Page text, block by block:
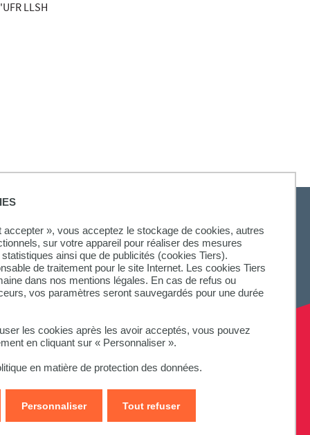
accepter », vous acceptez le stockage de cookies, autres
sur votre appareil pour réaliser des mesures
ainsi que de publicités (cookies Tiers).
de traitement pour le site Internet. Les cookies Tiers
dans nos mentions légales. En cas de refus ou
vos paramètres seront sauvegardés pour une durée
les cookies après les avoir acceptés, vous pouvez
en cliquant sur « Personnaliser ».
en matière de protection des données.
Tout refuser
Personnaliser
LLSH